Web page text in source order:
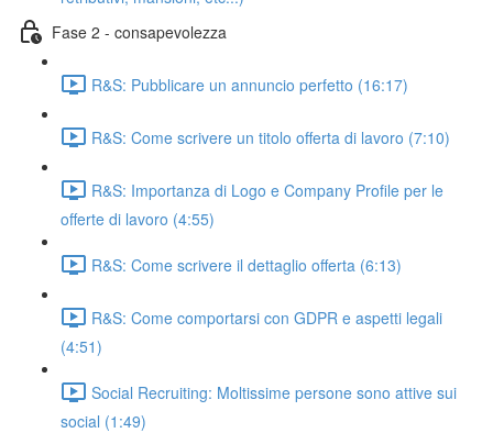
Fase 2 - consapevolezza
R&S: Pubblicare un annuncio perfetto (16:17)
R&S: Come scrivere un titolo offerta di lavoro (7:10)
R&S: Importanza di Logo e Company Profile per le
offerte di lavoro (4:55)
R&S: Come scrivere il dettaglio offerta (6:13)
R&S: Come comportarsi con GDPR e aspetti legali
(4:51)
Social Recruiting: Moltissime persone sono attive sui
social (1:49)